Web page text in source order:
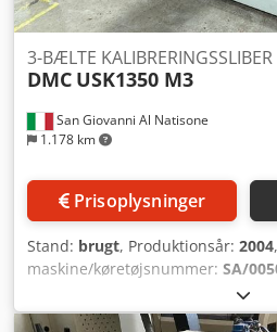
San Giovanni Al Natisone
1.178 km
3-BÆLTE KALIBRERINGSSLIBER
DMC USK1350 M3
Prisoplysninger
Stand: brugt, Produktionsår: 2004,
maskine/køretøjsnummer: SA/
BREDSLIBER/
MODEL USK1350 M3 - CE-